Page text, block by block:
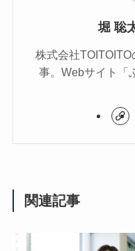
堀 聡
株式会社
事。Webサイト「
関連記事